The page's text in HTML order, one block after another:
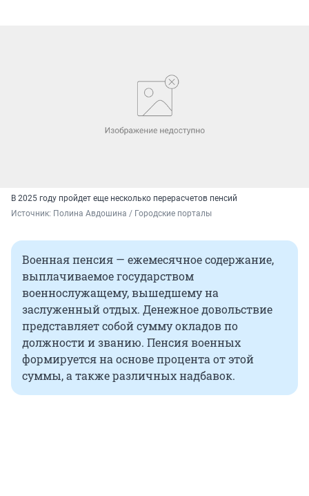
В 2025 году пройдет еще несколько перерасчетов пенсий
Источник: Полина Авдошина / Городские порталы
Военная пенсия — ежемесячное содержание,
выплачиваемое государством
военнослужащему, вышедшему на
заслуженный отдых. Денежное довольствие
представляет собой сумму окладов по
должности и званию. Пенсия военных
формируется на основе процента от этой
суммы, а также различных надбавок.